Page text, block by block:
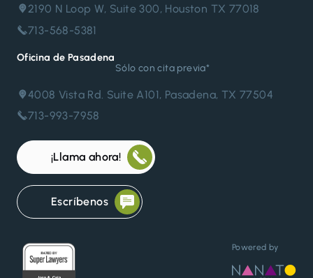
2190 N Loop W, Suite 300, Houston TX 77018
713-568-5381
Oficina de Pasadena
Sólo con cita previa*
4008 Vista Rd. Suite A101, Pasadena, TX 77504
713-993-7958
¡Llama ahora!
Escríbenos
Powered by